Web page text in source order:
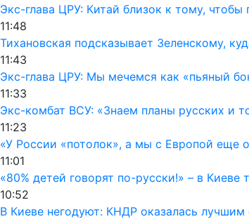
Экс-глава ЦРУ: Китай близок к тому,
11:48
Тихановская подсказывает Зеленскому,
11:43
Экс-глава ЦРУ: Мы мечемся как «пьяный
11:33
Экс-комбат ВСУ: «Знаем планы русских и
11:23
«У России «потолок», а мы с Европой еще
11:01
«80% детей говорят по-русски!» – в
10:52
В Киеве негодуют: КНДР оказалась